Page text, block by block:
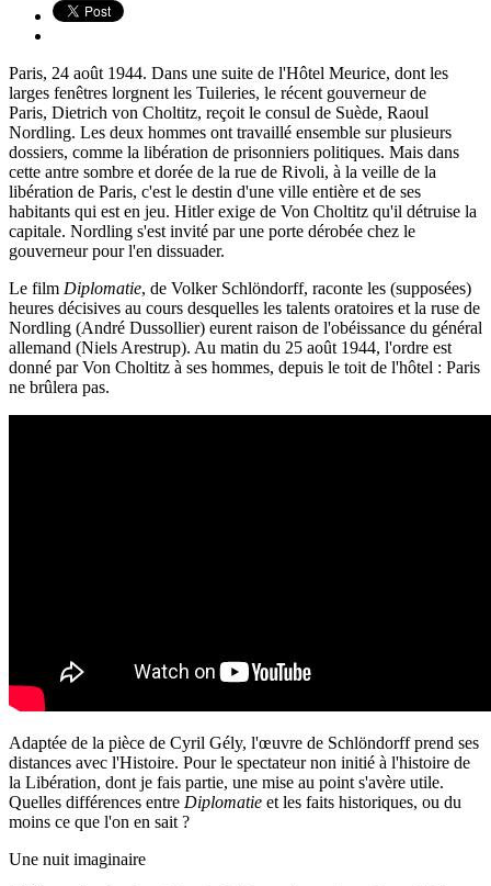
Paris, 24 août 1944. Dans une suite de l'Hôtel Meurice, dont les
larges fenêtres lorgnent les Tuileries, le récent gouverneur de
Paris, Dietrich von Choltitz, reçoit le consul de Suède, Raoul
Nordling. Les deux hommes ont travaillé ensemble sur plusieurs
dossiers, comme la libération de prisonniers politiques. Mais dans
cette antre sombre et dorée de la rue de Rivoli, à la veille de la
libération de Paris, c'est le destin d'une ville entière et de ses
habitants qui est en jeu. Hitler exige de Von Choltitz qu'il détruise la
capitale. Nordling s'est invité par une porte dérobée chez le
gouverneur pour l'en dissuader.
Le film Diplomatie, de Volker Schlöndorff, raconte les (supposées)
heures décisives au cours desquelles les talents oratoires et la ruse de
Nordling (André Dussollier) eurent raison de l'obéissance du général
allemand (Niels Arestrup). Au matin du 25 août 1944, l'ordre est
donné par Von Choltitz à ses hommes, depuis le toit de l'hôtel : Paris
ne brûlera pas.
Adaptée de la pièce de Cyril Gély, l'œuvre de Schlöndorff prend ses
distances avec l'Histoire. Pour le spectateur non initié à l'histoire de
la Libération, dont je fais partie, une mise au point s'avère utile.
Quelles différences entre Diplomatie et les faits historiques, ou du
moins ce que l'on en sait ?
Une nuit imaginaire